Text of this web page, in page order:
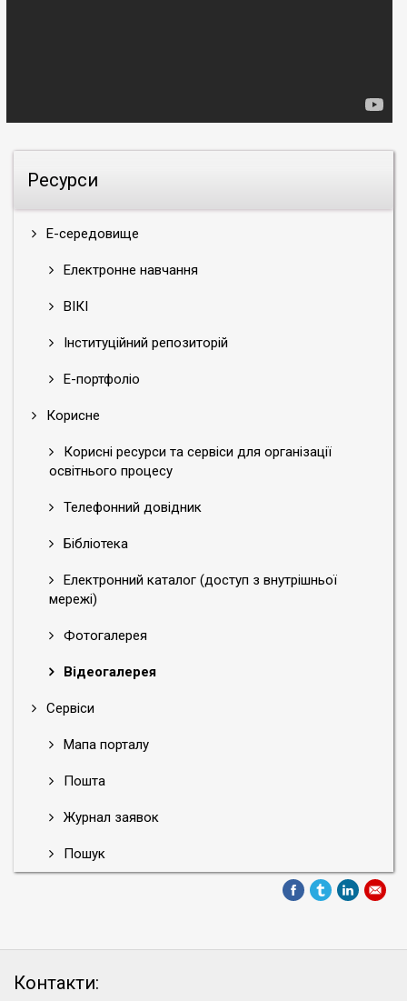
Ресурси
Е-середовище
Електронне навчання
ВІКІ
Інституційний репозиторій
Е-портфоліо
Корисне
Корисні ресурси та сервіси для організації
освітнього процесу
Телефонний довідник
Бібліотека
Електронний каталог (доступ з внутрішньої
мережі)
Фотогалерея
Відеогалерея
Сервіси
Мапа порталу
Пошта
Журнал заявок
Пошук
Контакти: